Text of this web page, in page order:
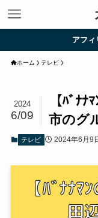
アフィ
ホーム テレビ
【ﾊﾞﾅ
市のグ
2024
6/09
テレビ 2024年6月9